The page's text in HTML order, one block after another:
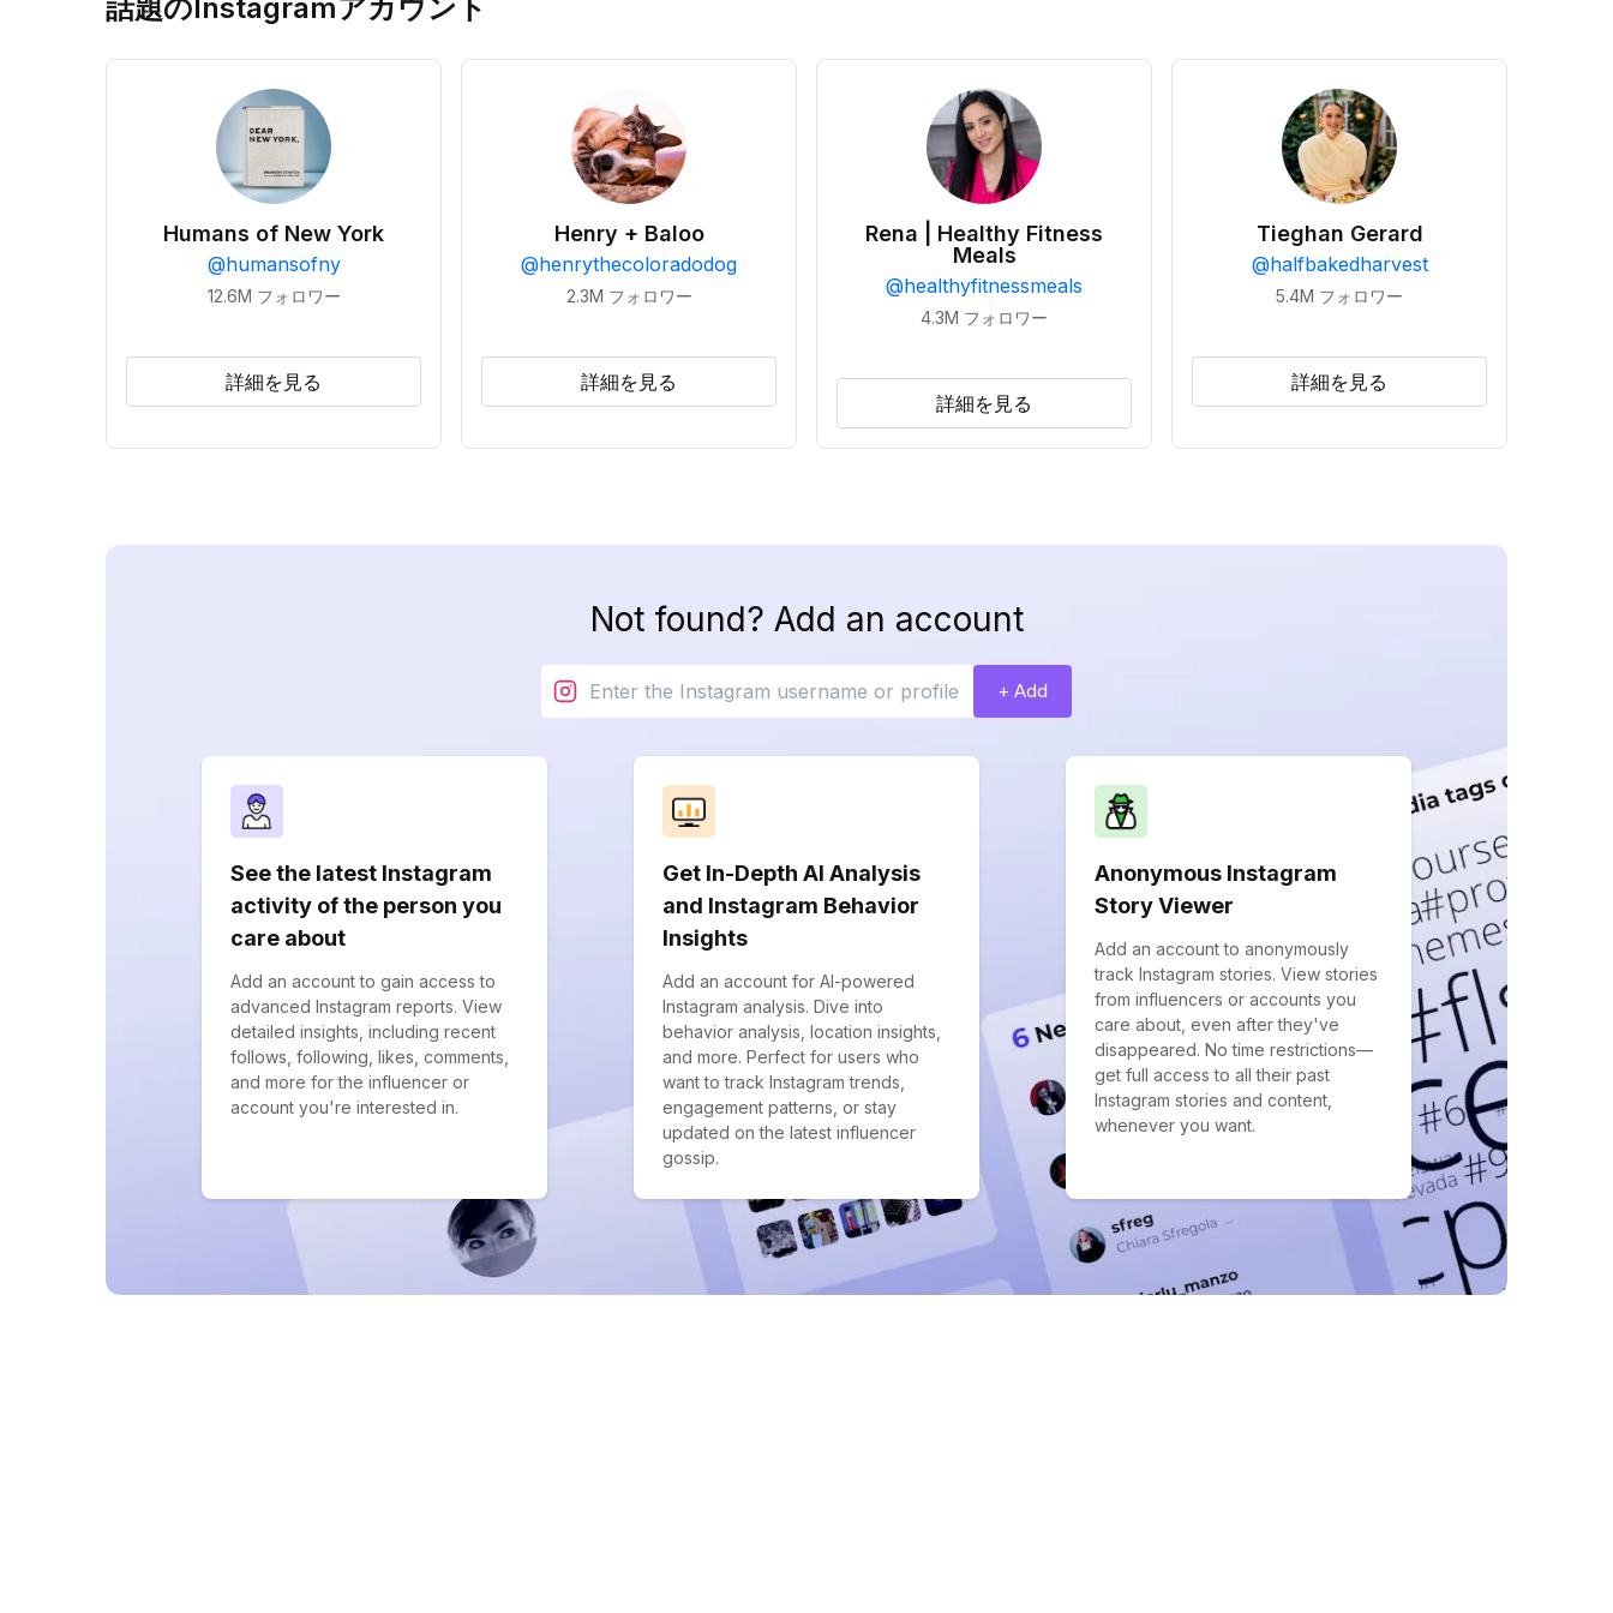
話題のInstagramアカウント
Humans of New York
@humansofny
12.6M フォロワー
詳細を見る
Henry + Baloo
@henrythecoloradodog
2.3M フォロワー
詳細を見る
Rena | Healthy Fitness
Meals
@healthyfitnessmeals
4.3M フォロワー
詳細を見る
Tieghan Gerard
@halfbakedharvest
5.4M フォロワー
詳細を見る
Not found? Add an account
+ Add
See the latest Instagram
activity of the person you
care about
Add an account to gain access to
advanced Instagram reports. View
detailed insights, including recent
follows, following, likes, comments,
and more for the influencer or
account you're interested in.
Get In-Depth AI Analysis
and Instagram Behavior
Insights
Add an account for AI-powered
Instagram analysis. Dive into
behavior analysis, location insights,
and more. Perfect for users who
want to track Instagram trends,
engagement patterns, or stay
updated on the latest influencer
gossip.
Anonymous Instagram
Story Viewer
Add an account to anonymously
track Instagram stories. View stories
from influencers or accounts you
care about, even after they've
disappeared. No time restrictions—
get full access to all their past
Instagram stories and content,
whenever you want.